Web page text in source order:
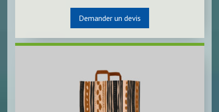
Demander un devis